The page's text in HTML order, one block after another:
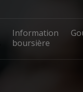
Information
boursière